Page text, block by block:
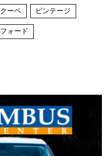
クーペ
ビンテージ
フォード